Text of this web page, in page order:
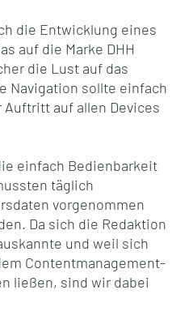
die Entwicklung eines
auf die Marke DHH
die Lust auf das
Navigation sollte einfach
auf allen Devices
einfach Bedienbarkeit
täglich
vorgenommen
Da sich die Redaktion
und weil sich
Contentmanagement-
ließen, sind wir dabei